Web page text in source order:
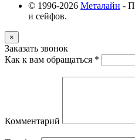
© 1996-2026 Металайн -
и сейфов.
×
Заказать звонок
Как к вам обращаться *
Комментарий